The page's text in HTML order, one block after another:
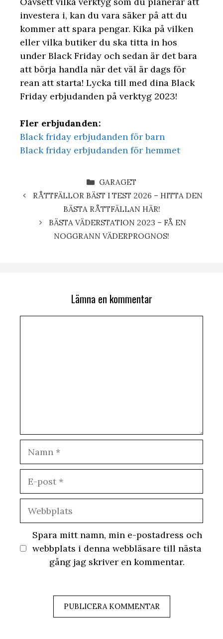
investera i, kan du vara säker på att du
kommer att spara pengar. Kika på vilken
eller vilka butiker du ska titta in hos
under Black Friday och sedan är det bara
att börja handla när det väl är dags för
rean att starta! Lycka till med dina Black
Friday erbjudanden på verktyg 2023!
Fler erbjudanden:
Black friday erbjudanden för barn
Black friday erbjudanden för hemmet
KATEGORIER
GARAGET
RÅTTFÄLLOR BÄST I TEST 2026 – HITTA DEN
BÄSTA RÅTTFÄLLAN HÄR!
BÄSTA VÄDERSTATION 2023 – FÅ EN
NOGGRANN VÄDERPROGNOS!
Lämna en kommentar
Spara mitt namn, min e-postadress och
webbplats i denna webbläsare till nästa
gång jag skriver en kommentar.